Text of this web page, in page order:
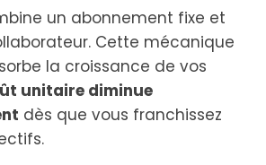
un abonnement fixe et
Cette mécanique
la croissance de vos
unitaire diminue
dès que vous franchissez